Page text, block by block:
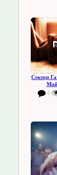
Сектор
Май
0